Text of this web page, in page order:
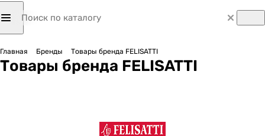
Главная Бренды Товары бренда FELISATTI
Товары бренда FELISATTI